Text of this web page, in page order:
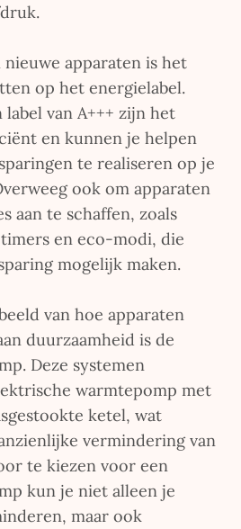
nieuwe apparaten is het
op het energielabel.
van A+++ zijn het
en kunnen je helpen
te realiseren op je
ook om apparaten
aan te schaffen, zoals
en eco-modi, die
mogelijk maken.
van hoe apparaten
duurzaamheid is de
Deze systemen
warmtepomp met
ketel, wat
vermindering van
te kiezen voor een
kun je niet alleen je
maar ook